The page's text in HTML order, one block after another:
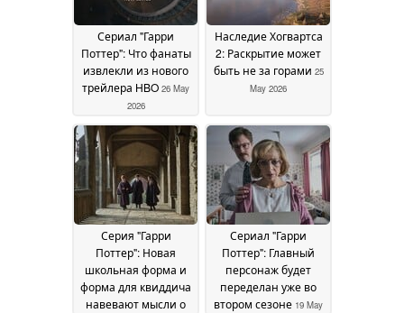
Сериал "Гарри
Поттер": Что фанаты
извлекли из нового
трейлера HBO 26 May
2026
Наследие Хогвартса
2: Раскрытие может
быть не за горами 25
May 2026
Серия "Гарри
Поттер": Новая
школьная форма и
форма для квиддича
навевают мысли о
Сериал "Гарри
Поттер": Главный
персонаж будет
переделан уже во
втором сезоне 19 May